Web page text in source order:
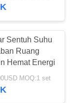
Sentuh Suhu
Ruang
Hemat Energi
MOQ:1 set